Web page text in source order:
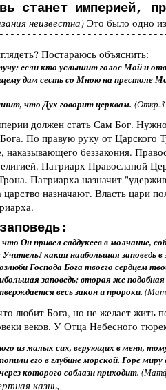
станет империей,
неизвестна) Это было одно
Постараюсь объяснить:
если кто услышит голос Мой и
дам сесть со Мною на престоле
что Дух говорит церквам.
должен стать Сам Бог.
По правую руку от Царского
беззакония.
Патриарх Правосланой
Патриарха назначит
царство назначают. Власть цари
Он привел саддукеев в молчание,
Учитель! какая наибольшая заповедь в
Господа Бога твоего сердцем
заповедь; вторая же
весь закон и пророки.
любит Бога, но не желает жить
веков. У Отца Небесного
из малых сих, верующих в меня,
его в глубине морской. Горе
которого соблазн приходит.
казнь,